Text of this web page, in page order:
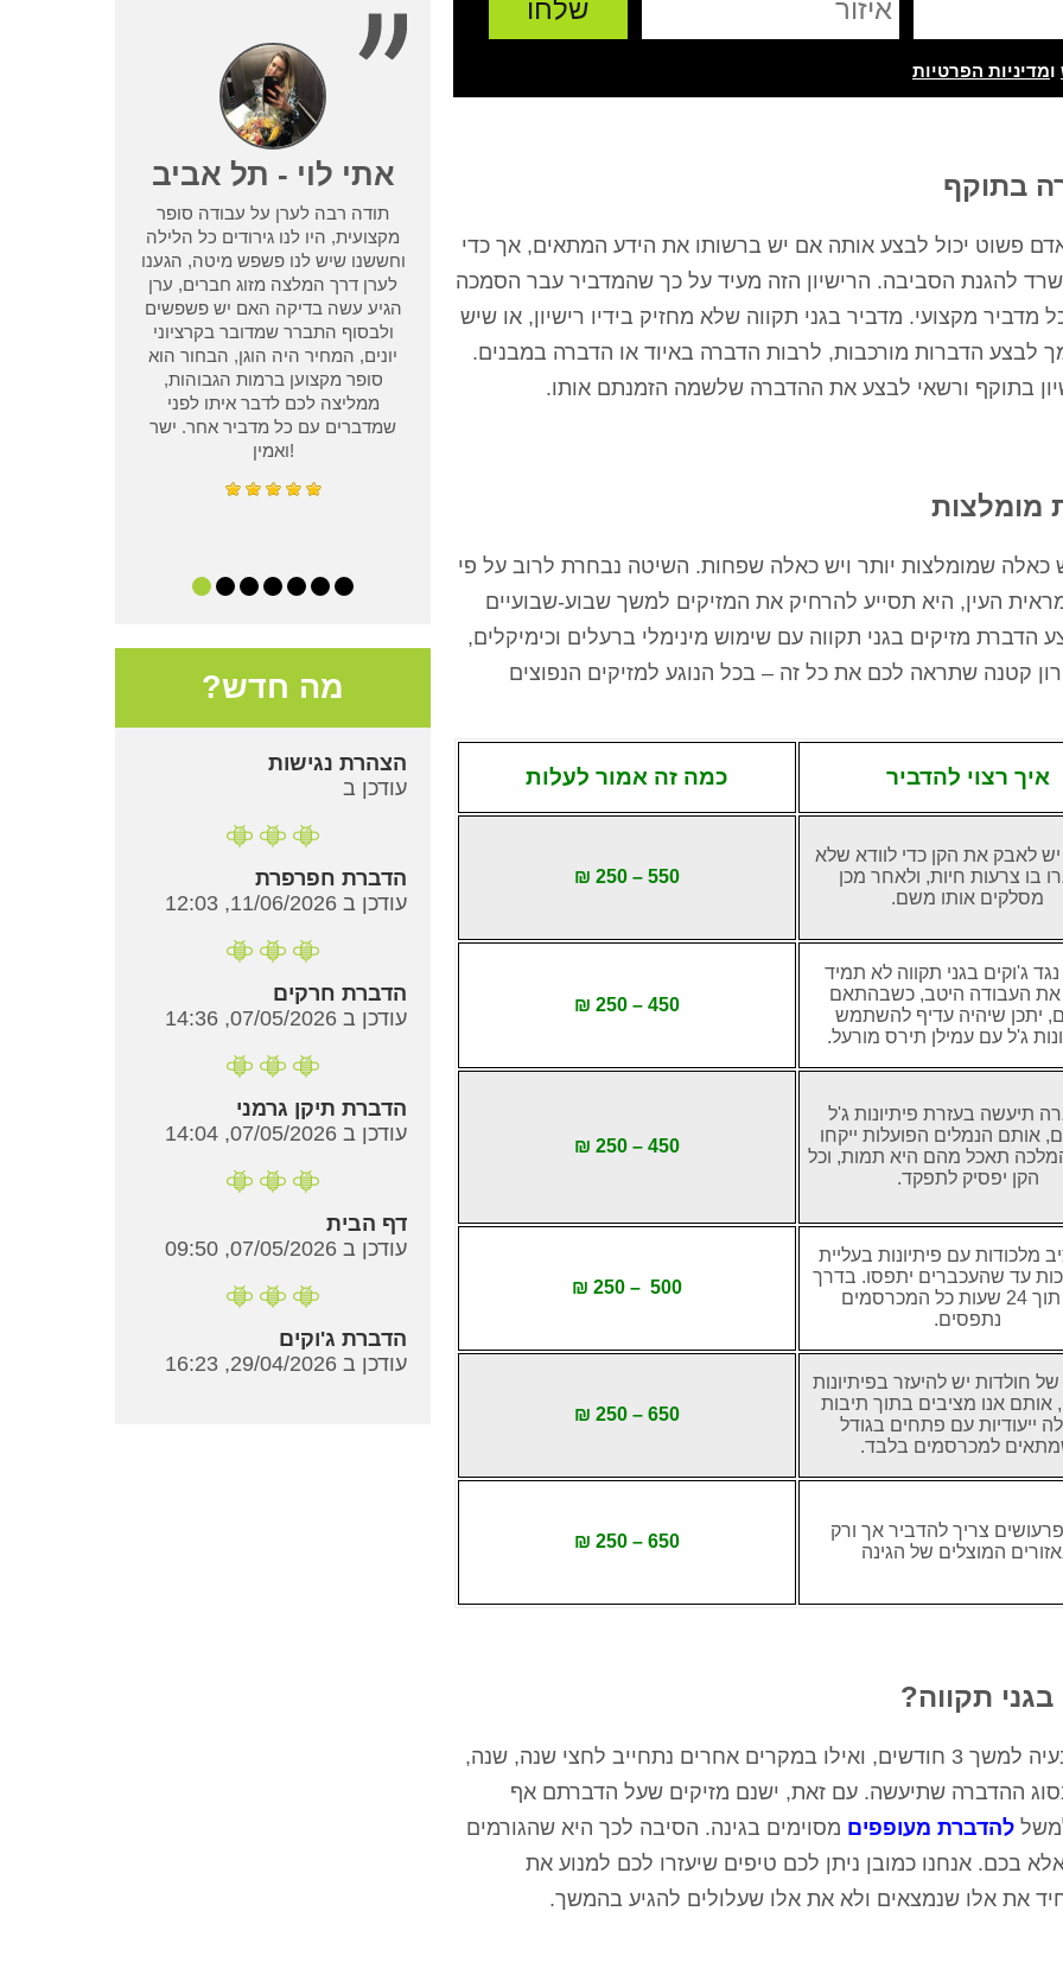
ומדיניות הפרטיות
בתוקף
פשוט יכול לבצע אותה אם יש ברשותו את הידע המתאים, אך כדי
להגנת הסביבה. הרישיון הזה מעיד על כך שהמדביר עבר הסמכה
מדביר מקצועי. מדביר בגני תקווה שלא מחזיק בידיו רישיון, או שיש
לבצע הדברות מורכבות, לרבות הדברה באיוד או הדברה במבנים.
בתוקף ורשאי לבצע את ההדברה שלשמה הזמנתם אותו.
מומלצות
שמומלצות יותר ויש כאלה שפחות. השיטה נבחרת לרוב על פי
העין, היא תסייע להרחיק את המזיקים למשך שבוע-שבועיים
הדברת מזיקים בגני תקווה עם שימוש מינימלי ברעלים וכימיקלים,
קטנה שתראה לכם את כל זה – בכל הנוגע למזיקים הנפוצים
איך רצוי להדביר כמה זה אמור לעלות
לאבק את הקן כדי לוודא שלא
בו צרעות חיות, ולאחר מכן
מסלקים אותו משם.
550 – 250 ₪
ג'וקים בגני תקווה לא תמיד
את העבודה היטב, כשבהתאם
יתכן שיהיה עדיף להשתמש
ג'ל עם עמילן תירס מורעל.
450 – 250 ₪
תיעשה בעזרת פיתיונות ג'ל
אותם הנמלים הפועלות ייקחו
תאכל מהם היא תמות, וכל
הקן יפסיק לתפקד.
450 – 250 ₪
מלכודות עם פיתיונות בעליית
עד שהעכברים יתפסו. בדרך
כלל תוך 24 שעות כל המכרסמים
נתפסים.
500 – 250 ₪
חולדות יש להיעזר בפיתיונות
אותם אנו מציבים בתוך תיבות
ייעודיות עם פתחים בגודל
למכרסמים בלבד.
650 – 250 ₪
צריך להדביר אך ורק
המוצלים של הגינה
650 – 250 ₪
תקווה?
ברוב המקרים נוכל להתחייב לפתור לכם את הבעיה למשך 3 חודשים, ואילו במקרים אחרים נתחייב לחצי שנה, שנה,
המזיק ובסוג ההדברה שתיעשה. עם זאת, ישנם מזיקים שעל הדברתם אף
להדברת מעופפים מסוימים בגינה. הסיבה לכך היא שהגורמים
בכם. אנחנו כמובן ניתן לכם טיפים שיעזרו לכם למנוע את
את אלו שנמצאים ולא את אלו שעלולים להגיע בהמשך.
אתי לוי - תל אביב
תודה רבה לערן על עבודה סופר
מקצועית, היו לנו גירודים כל הלילה
וחששנו שיש לנו פשפש מיטה, הגענו
לערן דרך המלצה מזוג חברים, ערן
הגיע עשה בדיקה האם יש פשפשים
ולבסוף התברר שמדובר בקרציוני
יונים, המחיר היה הוגן, הבחור הוא
סופר מקצוען ברמות הגבוהות,
ממליצה לכם לדבר איתו לפני
שמדברים עם כל מדביר אחר. ישר
ואמין!
עזר לנו ממש אחרי שמדביר אחר לא
הצליח לפתור לנו בעיית טרמיטים
בבית, הגענו לערן מחיפוש קצר
באינטרנט, נתן לנו אחריות שלא
קיבלנו בשום מקום אחר וגרם לנו
להרגיש שיש אמא ואבא
כל שנה מגיע בחיוך, עושה אחלה
בן אדם שירותי, אמין והכי חשוב
מקצועי.
בשעה שרצינו,
ואין נמלים
עבודה מעולה
מה חדש?
הצהרת נגישות
עודכן ב
הדברת חפרפרת
עודכן ב 11/06/2026, 12:03
הדברת חרקים
עודכן ב 07/05/2026, 14:36
הדברת תיקן גרמני
עודכן ב 07/05/2026, 14:04
דף הבית
עודכן ב 07/05/2026, 09:50
הדברת ג'וקים
עודכן ב 29/04/2026, 16:23